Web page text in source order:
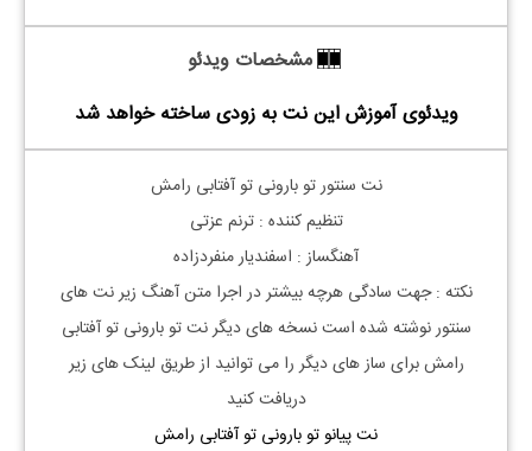
مشخصات ویدئو
ویدئوی آموزش این نت به زودی ساخته خواهد شد
نت سنتور تو بارونی تو آفتابی رامش
تنظیم کننده : ترنم عزتی
آهنگساز : اسفندیار منفردزاده
نکته : جهت سادگی هرچه بیشتر در اجرا متن آهنگ زیر نت های
سنتور نوشته شده است نسخه های دیگر نتتو بارونی تو آفتابی
رامشبرای ساز های دیگر را می توانید از طریق لینک های زیر
دریافت کنید
نت پیانو تو بارونی تو آفتابی رامش